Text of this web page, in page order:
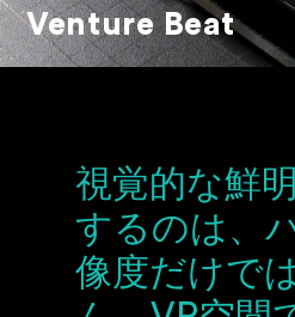
Venture Beat
視覚的な鮮
するのは、
像度だけで